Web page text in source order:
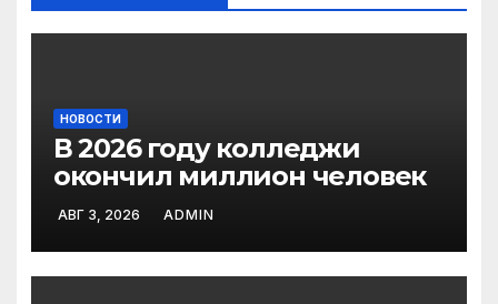
НОВОСТИ
В 2026 году колледжи
окончил миллион человек
АВГ 3, 2026 ADMIN